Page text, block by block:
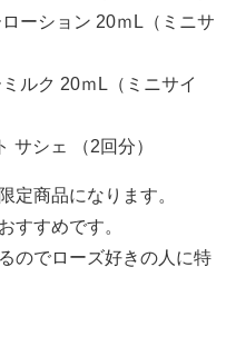
ーション 20ｍL（ミニサ
ルク 20ｍL（ミニサイ
サシェ （2回分）
定商品になります。
すすめです。
のでローズ好きの人に特